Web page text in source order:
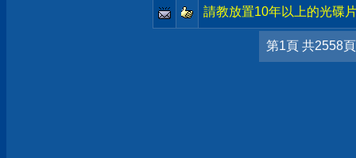
請教放置10年以上的光碟
第1頁 共2558頁